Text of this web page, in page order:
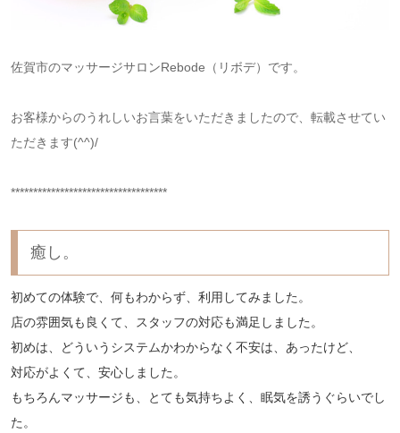
佐賀市のマッサージサロンRebode（リボデ）です。
お客様からのうれしいお言葉をいただきましたので、転載させてい
ただきます(^^)/
***********************************
癒し。
初めての体験で、何もわからず、利用してみました。
店の雰囲気も良くて、スタッフの対応も満足しました。
初めは、どういうシステムかわからなく不安は、あったけど、
対応がよくて、安心しました。
もちろんマッサージも、とても気持ちよく、眠気を誘うぐらいでし
た。